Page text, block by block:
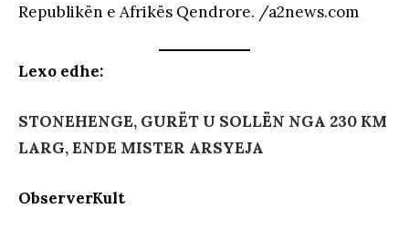
Republikën e Afrikës Qendrore. /a2news.com
Lexo edhe:
STONEHENGE, GURËT U SOLLËN NGA 230 KM
LARG, ENDE MISTER ARSYEJA
ObserverKult